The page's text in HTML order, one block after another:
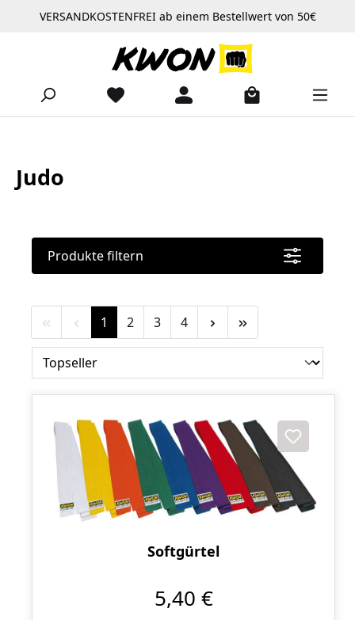
Zum Hauptinhalt springen
VERSANDKOSTENFREI ab einem Bestellwert von 50€
Judo
Produkte filtern
Seite
1 Seite
2 Seite
3 Seite
4
Softgürtel
5,40 €